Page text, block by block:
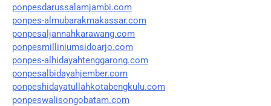
ponpesdarussalamjambi.com
ponpes-almubarakmakassar.com
ponpesaljannahkarawang.com
ponpesmilliniumsidoarjo.com
ponpes-alhidayahtenggarong.com
ponpesalbidayahjember.com
ponpeshidayatullahkotabengkulu.com
ponpeswalisongobatam.com